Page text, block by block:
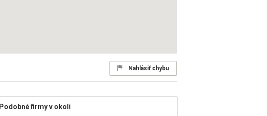
Nahlásiť chybu
Podobné firmy v okolí